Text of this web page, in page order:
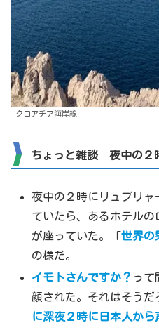
クロアチア海岸線
ちょっと雑談 夜中の２
夜中の２時にリュブリ
ていたら、あるホテルの
が座っていた。「世界の
の様だ。
イモトさんですか？ って
顔された。それはそうだ
に深夜２時に日本人から